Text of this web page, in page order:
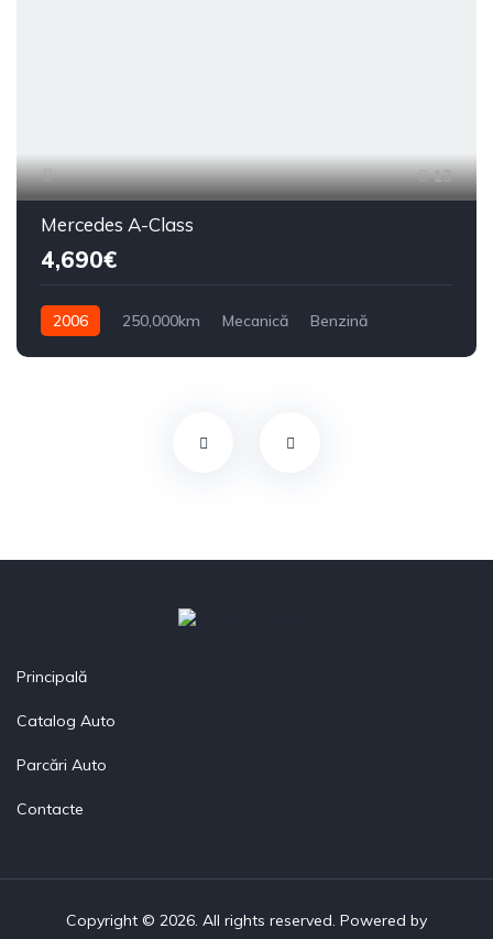
13
Mercedes A-Class
4,690€
2006 250,000km Mecanică
Benzină
Principală
Catalog Auto
Parcări Auto
Contacte
Copyright © 2026. All rights reserved. Powered by